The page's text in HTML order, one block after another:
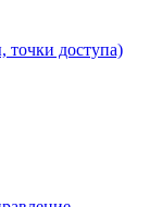
точки доступа)